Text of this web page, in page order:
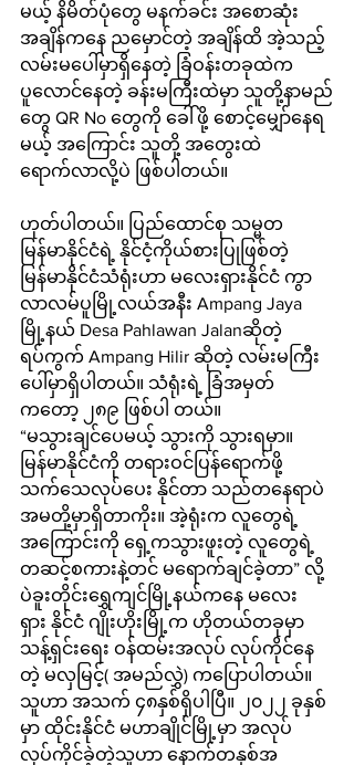
မယ့် နိမိတ်ပုံတွေ မနက်ခင်း အစောဆုံး
အချိန်ကနေ ညမှောင်တဲ့ အချိန်ထိ အဲ့သည့်
လမ်းမပေါ်မှာရှိနေတဲ့ ခြံဝန်းတခုထဲက
ပူလောင်နေတဲ့ ခန်းမကြီးထဲမှာ သူတို့နာမည်
တွေ QR No တွေကို ခေါ်ဖို့ စောင့်မျှော်နေရ
မယ့် အကြောင်း သူတို့ အတွေးထဲ
ရောက်လာလို့ပဲ ဖြစ်ပါတယ်။
ဟုတ်ပါတယ်။ ပြည်ထောင်စု သမ္မတ
မြန်မာနိုင်ငံရဲ့ နိုင်ငံ့ကိုယ်စားပြုဖြစ်တဲ့
မြန်မာနိုင်ငံသံရုံးဟာ မလေးရှားနိုင်ငံ ကွာ
လာလမ်ပူမြို့လယ်အနီး Ampang Jaya
မြို့နယ် Desa Pahlawan Jalanဆိုတဲ့
ရပ်ကွက် Ampang Hilir ဆိုတဲ့ လမ်းမကြီး
ပေါ်မှာရှိပါတယ်။ သံရုံးရဲ့ ခြံအမှတ်
ကတော့ ၂၈၉ ဖြစ်ပါ တယ်။
“မသွားချင်ပေမယ့် သွားကို သွားရမှာ။
မြန်မာနိုင်ငံကို တရားဝင်ပြန်ရောက်ဖို့
သက်သေလုပ်ပေး နိုင်တာ သည်တနေရာပဲ
အမတို့မှာရှိတာကိုး။ အဲ့ရုံးက လူတွေရဲ့
အကြောင်းကို ရှေ့ကသွားဖူးတဲ့ လူတွေရဲ့
တဆင့်စကားနဲ့တင် မရောက်ချင်ခဲ့တာ” လို့
ပဲခူးတိုင်းရွှေကျင်မြို့နယ်ကနေ မလေး
ရှား နိုင်ငံ ဂျိုးဟိုးမြို့က ဟိုတယ်တခုမှာ
သန့်ရှင်းရေး ဝန်ထမ်းအလုပ် လုပ်ကိုင်နေ
တဲ့ မလှမြင့်( အမည်လွှဲ) ကပြောပါတယ်။
သူဟာ အသက် ၄၈နှစ်ရှိပါပြီ။ ၂၀၂၂ ခုနှစ်
မှာ ထိုင်းနိုင်ငံ မဟာချိုင်မြို့မှာ အလုပ်
လုပ်ကိုင်ခဲ့တဲ့သူဟာ နောက်တနှစ်အ